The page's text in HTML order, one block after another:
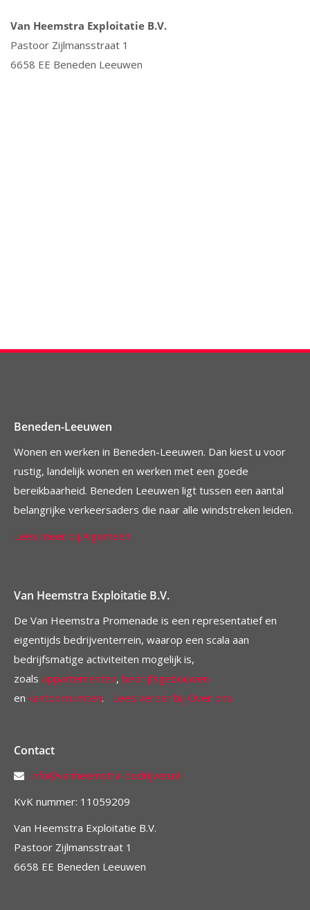
Van Heemstra Exploitatie B.V.
Pastoor Zijlmansstraat 1
6658 EE Beneden Leeuwen
Beneden-Leeuwen
Wonen en werken in Beneden-Leeuwen. Dan kiest u voor
rustig, landelijk wonen en werken met een goede
bereikbaarheid. Beneden Leeuwen ligt tussen een aantal
belangrijke verkeersaders die naar alle windstreken leiden.
Lees meer bij Algemeen
Van Heemstra Exploitatie B.V.
De Van Heemstra Promenade is een representatief en
eigentijds bedrijventerrein, waarop een scala aan
bedrijfsmatige activiteiten mogelijk is,
zoals appartementen, bedrijfsgebouwen
en kantoorruimten. Lees verder bij Over ons
Contact
info@vanheemstra-bedrijven.nl
KvK nummer: 11059209
Van Heemstra Exploitatie B.V.
Pastoor Zijlmansstraat 1
6658 EE Beneden Leeuwen